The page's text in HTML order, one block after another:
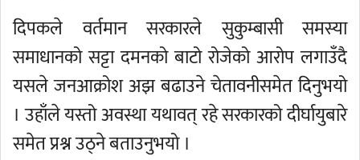
दिपकले वर्तमान सरकारले सुकुम्बासी समस्या
समाधानको सट्टा दमनको बाटो रोजेको आरोप लगाउँदै
यसले जनआक्रोश अझ बढाउने चेतावनीसमेत दिनुभयो
। उहाँले यस्तो अवस्था यथावत् रहे सरकारको दीर्घायुबारे
समेत प्रश्न उठ्ने बताउनुभयो ।